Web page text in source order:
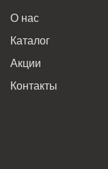
О нас
Каталог
Акции
Контакты